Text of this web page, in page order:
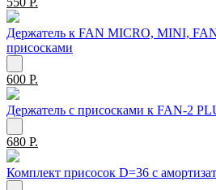
Держатель к FAN MICRO, MINI,
присосками
600 Р.
Держатель с присосками к FAN-2
680 Р.
Комплект присосок D=36 с